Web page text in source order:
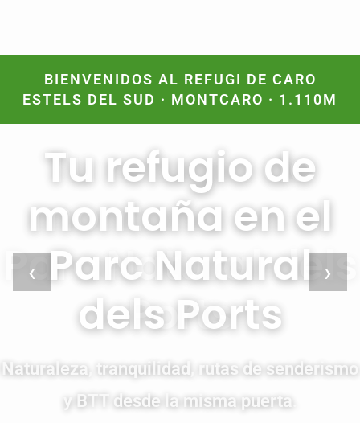
BIENVENIDOS AL REFUGI DE CARO
ESTELS DEL SUD · MONTCARO · 1.110M
Tu refugio de
montaña en el
Parc Natural
dels Ports
Naturaleza, tranquilidad, rutas de senderismo
y BTT desde la misma puerta.
‹ ›